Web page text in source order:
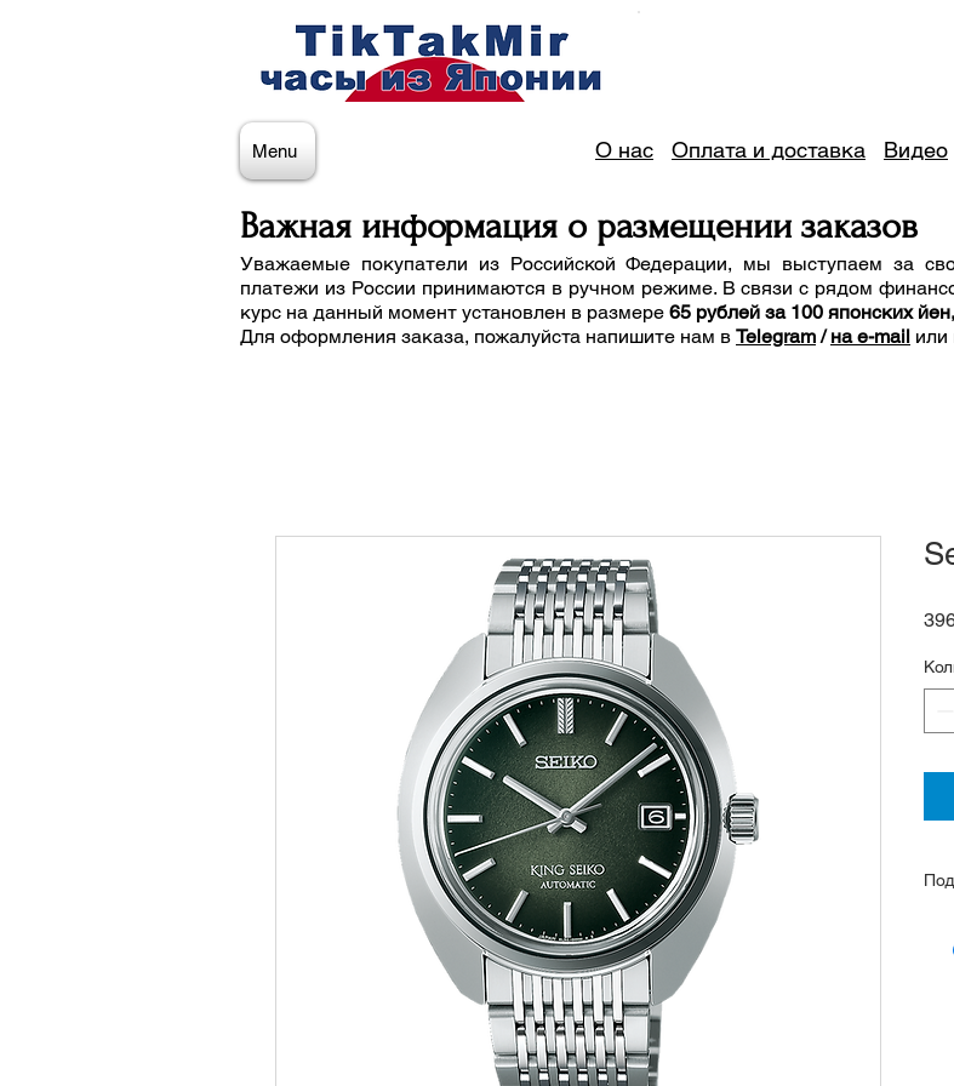
Menu О нас Оплата и доставка Видео
Важная информация о размещении заказов
Уважаемые покупатели из Российской Федерации, мы выступаем за
платежи из России принимаются в ручном режиме. В связи с рядом
курс на данный момент установлен в размере 65 рублей за 100 японских
Для оформления заказа, пожалуйста напишите нам в Telegram/на e-mail или